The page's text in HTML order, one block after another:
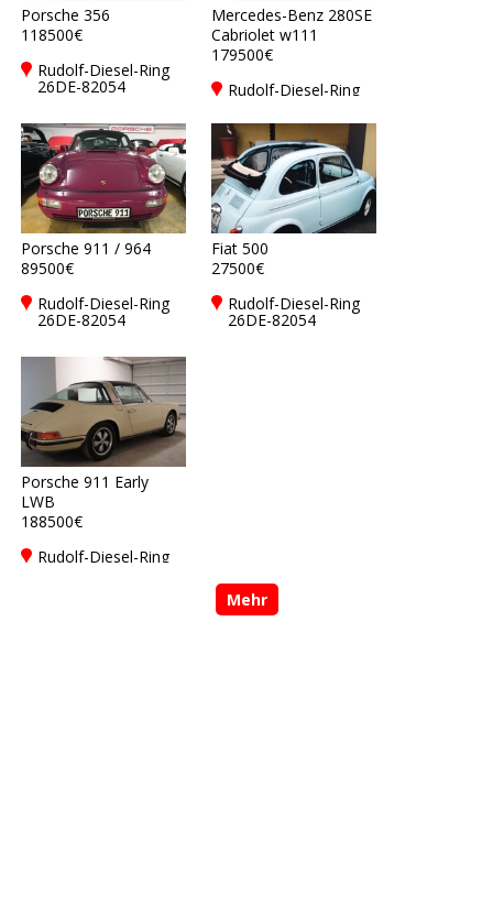
Porsche 356
118500€
Rudolf-Diesel-Ring
26DE-82054
München
Mercedes-Benz 280SE
Cabriolet w111
179500€
Rudolf-Diesel-Ring
Sauerlach bei
München
Porsche 911 / 964
89500€
Rudolf-Diesel-Ring
26DE-82054
München
Fiat 500
27500€
Rudolf-Diesel-Ring
26DE-82054
Porsche 911 Early
LWB
188500€
Rudolf-Diesel-Ring
Mehr